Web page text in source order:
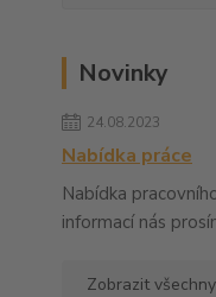
Novinky
24.08.2023
Nabídka práce
Nabídka
informací nás
Zobrazit